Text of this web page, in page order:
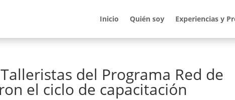
Inicio Quién soy Experiencias y
del Programa Red de
el ciclo de capacitación